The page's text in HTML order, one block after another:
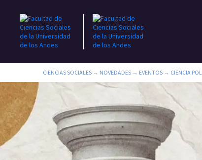
CIENCIAS SOCIALES → NOVEDADES → EVENTOS → CIENCIA